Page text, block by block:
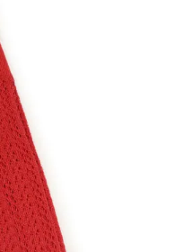
PRODUCTS.
STAND